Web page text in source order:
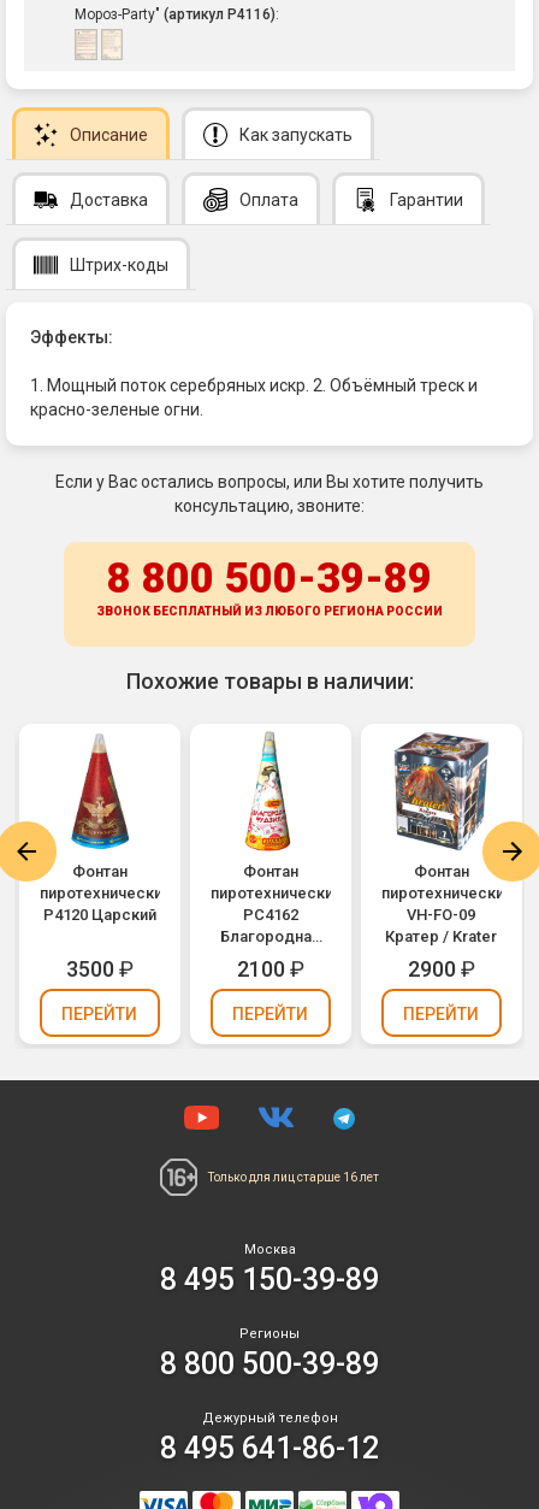
Мороз-Party" (артикул Р4116):
Описание Как запускать
Доставка Оплата Гарантии
Штрих-коды
Эффекты:
1. Мощный поток серебряных искр. 2. Объёмный треск и
красно-зеленые огни.
Если у Вас остались вопросы, или Вы хотите получить
консультацию, звоните:
8 800 500-39-89
ЗВОНОК БЕСПЛАТНЫЙ ИЗ ЛЮБОГО РЕГИОНА РОССИИ
Похожие товары в наличии:
Фонтан
пиротехнический
Р4120 Царский
3500₽
ПЕРЕЙТИ
Фонтан
пиротехнический
РС4162
Благородная
Фудзияма
2100₽
ПЕРЕЙТИ
Фонтан
пиротехнический
VH-FO-09
Кратер / Krater
2900₽
ПЕРЕЙТИ
Только для лиц старше 16 лет
Москва
8 495 150-39-89
Регионы
8 800 500-39-89
Дежурный телефон
8 495 641-86-12